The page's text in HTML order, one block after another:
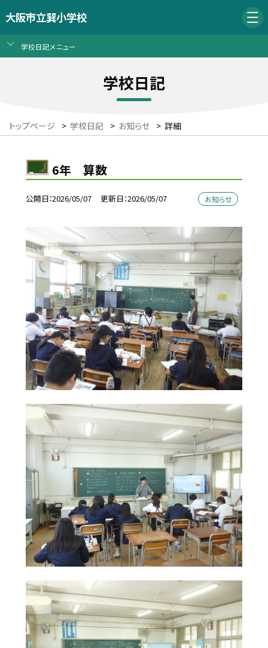
大阪市立巽小学校
学校日記メニュー
学校日記
トップページ > 学校日記 > お知らせ > 詳細
6年 算数
公開日 2026/05/07 更新日 2026/05/07 お知らせ